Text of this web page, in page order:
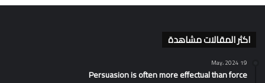
اكثر المقالات مشاهدة
19 May، 2024
Persuasion is often more effectual than force